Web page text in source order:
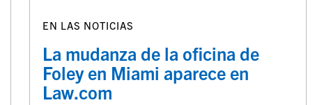
EN LAS NOTICIAS
La mudanza de la oficina de
Foley en Miami aparece en
Law.com